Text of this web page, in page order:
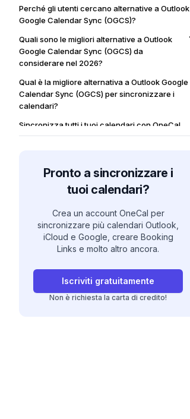
Perché gli utenti cercano alternative a Outlook
Google Calendar Sync (OGCS)?
Quali sono le migliori alternative a Outlook
Google Calendar Sync (OGCS) da
considerare nel 2026?
Qual è la migliore alternativa a Outlook Google
Calendar Sync (OGCS) per sincronizzare i
calendari?
Sincronizza tutti i tuoi calendari con OneCal
Pronto a sincronizzare i
tuoi calendari?
Crea un account OneCal per
sincronizzare più calendari Outlook,
iCloud e Google, creare Booking
Links e molto altro ancora.
Iscriviti gratuitamente
Non è richiesta la carta di credito!